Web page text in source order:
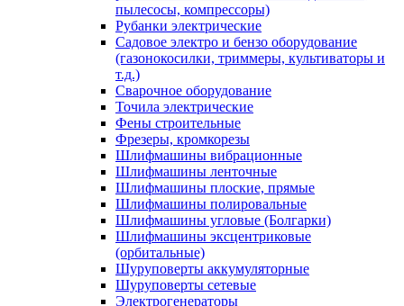
пылесосы, компрессоры)
Рубанки электрические
Садовое электро и бензо оборудование
(газонокосилки, триммеры, культиваторы и
т.д.)
Сварочное оборудование
Точила электрические
Фены строительные
Фрезеры, кромкорезы
Шлифмашины вибрационные
Шлифмашины ленточные
Шлифмашины плоские, прямые
Шлифмашины полировальные
Шлифмашины угловые (Болгарки)
Шлифмашины эксцентриковые
(орбитальные)
Шуруповерты аккумуляторные
Шуруповерты сетевые
Электрогенераторы